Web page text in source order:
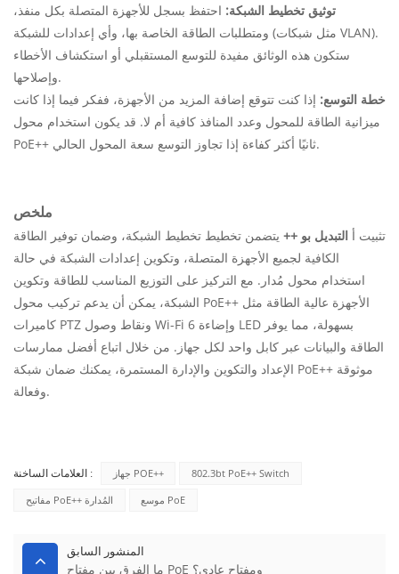
توثيق تخطيط الشبكة: احتفظ بسجل للأجهزة المتصلة بكل منفذ،
ومتطلبات الطاقة الخاصة بها، وأي إعدادات للشبكة (مثل شبكات VLAN).
ستكون هذه الوثائق مفيدة للتوسع المستقبلي أو استكشاف الأخطاء
وإصلاحها.
خطة التوسع: إذا كنت تتوقع إضافة المزيد من الأجهزة، ففكر فيما إذا كانت
ميزانية الطاقة للمحول وعدد المنافذ كافية أم لا. قد يكون استخدام محول
PoE++ ثانيًا أكثر كفاءة إذا تجاوز التوسع سعة المحول الحالي.
ملخص
تثبيت أ التبديل بو ++ يتضمن تخطيط تخطيط الشبكة، وضمان توفير الطاقة
الكافية لجميع الأجهزة المتصلة، وتكوين إعدادات الشبكة في حالة
استخدام محول مُدار. مع التركيز على التوزيع المناسب للطاقة وتكوين
الشبكة، يمكن أن يدعم تركيب محول PoE++ الأجهزة عالية الطاقة مثل
كاميرات PTZ ونقاط وصول Wi-Fi 6 وإضاءة LED بسهولة، مما يوفر
الطاقة والبيانات عبر كابل واحد لكل جهاز. من خلال اتباع أفضل ممارسات
الإعداد والتكوين والإدارة المستمرة، يمكنك ضمان شبكة PoE++ موثوقة
وفعالة.
العلامات الساخنة : جهاز POE++
802.3bt PoE++ Switch
مفاتيح PoE++ المُدارة
موسع PoE
المنشور السابق
ما الفرق بين مفتاح PoE ومفتاح عادي؟